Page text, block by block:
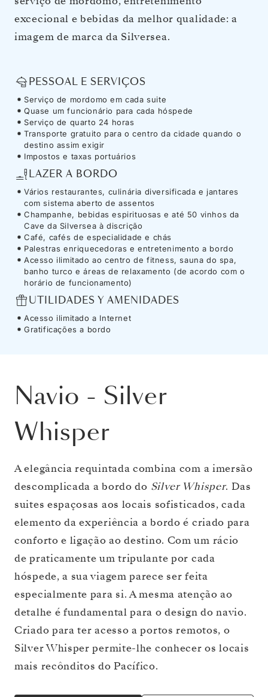
excecional e bebidas da melhor qualidade: a
imagem de marca da Silversea.
PESSOAL E SERVIÇOS
Serviço de mordomo em cada suite
Quase um funcionário para cada hóspede
Serviço de quarto 24 horas
Transporte gratuito para o centro da cidade quando o
destino assim exigir
Impostos e taxas portuários
LAZER A BORDO
Vários restaurantes, culinária diversificada e jantares
com sistema aberto de assentos
Champanhe, bebidas espirituosas e até 50 vinhos da
Cave da Silversea à discrição
Café, cafés de especialidade e chás
Palestras enriquecedoras e entretenimento a bordo
Acesso ilimitado ao centro de fitness, sauna do spa,
banho turco e áreas de relaxamento (de acordo com o
horário de funcionamento)
UTILIDADES Y AMENIDADES
Acesso ilimitado a Internet
Gratificações a bordo
Navio - Silver
Whisper
A elegância requintada combina com a imersão
descomplicada a bordo do Silver Whisper. Das
suites espaçosas aos locais sofisticados, cada
elemento da experiência a bordo é criado para
conforto e ligação ao destino. Com um rácio
de praticamente um tripulante por cada
hóspede, a sua viagem parece ser feita
especialmente para si. A mesma atenção ao
detalhe é fundamental para o design do navio.
Criado para ter acesso a portos remotos, o
Silver Whisper permite-lhe conhecer os locais
mais recônditos do Pacífico.